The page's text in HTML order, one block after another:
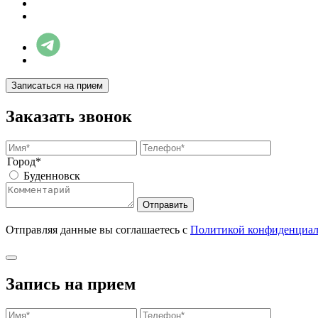
Записаться на прием
Заказать звонок
Город*
Буденновск
Отправить
Отправляя данные вы соглашаетесь с Политикой
Запись на прием